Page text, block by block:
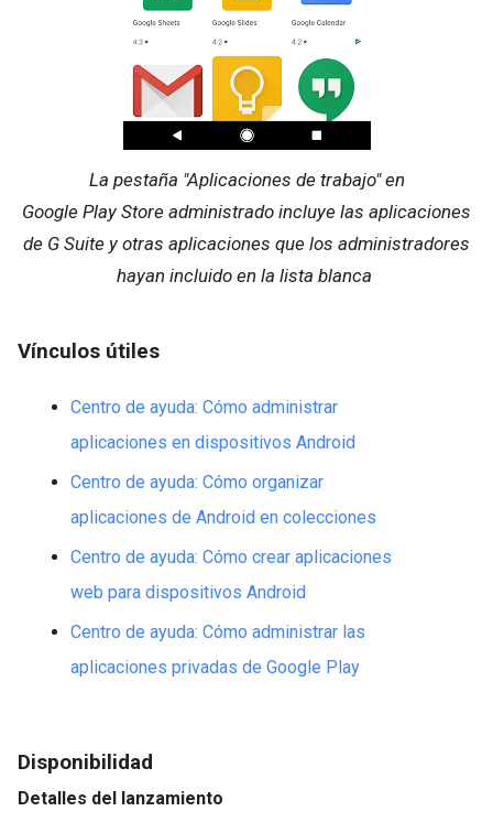
La pestaña "Aplicaciones de trabajo" en
Google Play Store administrado incluye las aplicaciones
de G Suite y otras aplicaciones que los administradores
hayan incluido en la lista blanca
Vínculos útiles
Centro de ayuda: Cómo administrar
aplicaciones en dispositivos Android
Centro de ayuda: Cómo organizar
aplicaciones de Android en colecciones
Centro de ayuda: Cómo crear aplicaciones
web para dispositivos Android
Centro de ayuda: Cómo administrar las
aplicaciones privadas de Google Play
Disponibilidad
Detalles del lanzamiento